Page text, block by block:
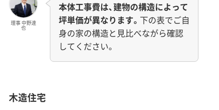
理事 中野達
也
本体工事費は、建物の構造によって
坪単価が異なります。 下の表でご自
身の家の構造と見比べながら確認
してください。
木造住宅